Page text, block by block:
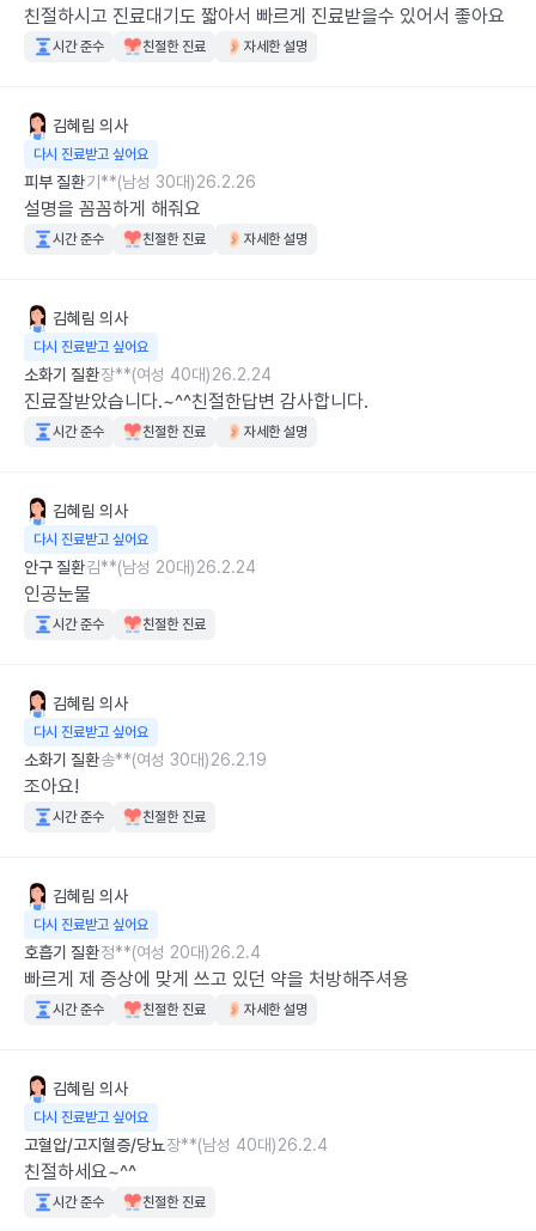
친절하시고 진료대기도 짧아서 빠르게 진료받을수 있어서 좋아요
시간 준수 친절한 진료 자세한 설명
김혜림 의사
다시 진료받고 싶어요
피부 질환기**(남성 30대)26.2.26
설명을 꼼꼼하게 해줘요
시간 준수 친절한 진료 자세한 설명
김혜림 의사
다시 진료받고 싶어요
소화기 질환장**(여성 40대)26.2.24
진료잘받았습니다.~^^친절한답변 감사합니다.
시간 준수 친절한 진료 자세한 설명
김혜림 의사
다시 진료받고 싶어요
안구 질환김**(남성 20대)26.2.24
인공눈물
시간 준수 친절한 진료
김혜림 의사
다시 진료받고 싶어요
소화기 질환송**(여성 30대)26.2.19
조아요!
시간 준수 친절한 진료
김혜림 의사
다시 진료받고 싶어요
호흡기 질환정**(여성 20대)26.2.4
빠르게 제 증상에 맞게 쓰고 있던 약을 처방해주셔용
시간 준수 친절한 진료 자세한 설명
김혜림 의사
다시 진료받고 싶어요
고혈압/고지혈증/당뇨장**(남성 40대)26.2.4
친절하세요~^^
시간 준수 친절한 진료